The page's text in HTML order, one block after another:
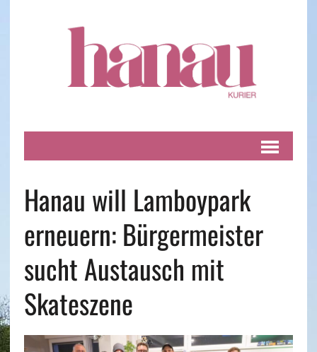
Hanau will Lamboypark
erneuern: Bürgermeister
sucht Austausch mit
Skateszene